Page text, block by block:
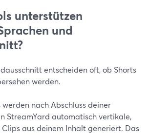
unterstützen
und
entscheiden oft, ob Shorts
werden.
nach Abschluss deiner
StreamYard automatisch vertikale,
aus deinem Inhalt generiert. Das